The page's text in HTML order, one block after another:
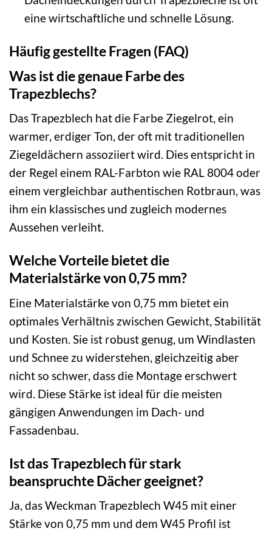
eine wirtschaftliche und schnelle Lösung.
Häufig gestellte Fragen (FAQ)
Was ist die genaue Farbe des
Trapezblechs?
Das Trapezblech hat die Farbe Ziegelrot, ein
warmer, erdiger Ton, der oft mit traditionellen
Ziegeldächern assoziiert wird. Dies entspricht in
der Regel einem RAL-Farbton wie RAL 8004 oder
einem vergleichbar authentischen Rotbraun, was
ihm ein klassisches und zugleich modernes
Aussehen verleiht.
Welche Vorteile bietet die
Materialstärke von 0,75 mm?
Eine Materialstärke von 0,75 mm bietet ein
optimales Verhältnis zwischen Gewicht, Stabilität
und Kosten. Sie ist robust genug, um Windlasten
und Schnee zu widerstehen, gleichzeitig aber
nicht so schwer, dass die Montage erschwert
wird. Diese Stärke ist ideal für die meisten
gängigen Anwendungen im Dach- und
Fassadenbau.
Ist das Trapezblech für stark
beanspruchte Dächer geeignet?
Ja, das Weckman Trapezblech W45 mit einer
Stärke von 0,75 mm und dem W45 Profil ist